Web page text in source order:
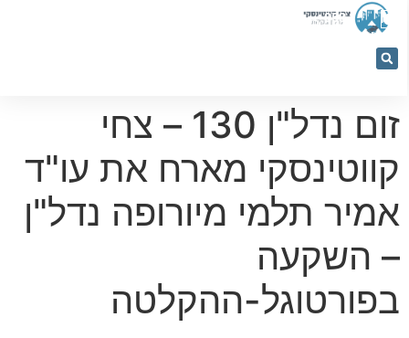
053-
5366884
זום נדל"ן 130 – צחי
קווטינסקי מארח את עו"ד
אמיר תלמי מיורופה נדל"ן
– השקעה
בפורטוגל-ההקלטה